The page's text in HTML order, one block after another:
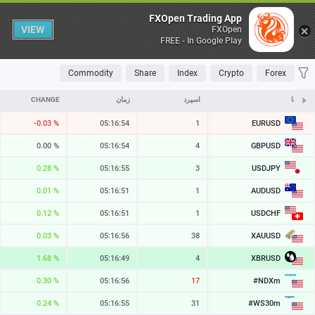
Table
FAVORITES
MOST TRADED
TOP RISERS
TOP FALLERS
Forex
Crypto
Index
Share
Commodity
نمادها اسپرد زمان CHANGE
EURUSD
1.15517
1
05:16:54
-0.03 %
GBPUSD
1.34895
4
05:16:54
0.00 %
USDJPY
158.355
3
05:16:55
0.28 %
AUDUSD
0.70623
1
05:16:51
0.01 %
USDCHF
0.80928
1
05:16:51
0.12 %
XAUUSD
4334.49
38
05:16:56
0.03 %
XBRUSD
82.98
4
05:16:49
1.68 %
#NDXm
29828.7
17
05:16:56
0.30 %
#WS30m
54064.8
31
05:16:55
0.24 %
FXOpen Trading App
FXOpen
FREE - In Google Play
VIEW